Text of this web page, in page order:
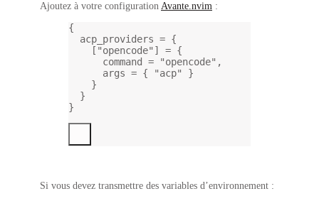
Ajoutez à votre configuration Avante.nvim :
{
acp_providers = {
[ "opencode" ] = {
command = "opencode" ,
args = { "acp" }
}
}
}
Si vous devez transmettre des variables d’environnement :